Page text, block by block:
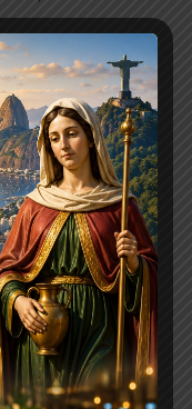
os
de 20m², ar
size, mesa de
do hotel, há
sala de
Como
do Galeão e
Novo Rio e a
pessoas ao
tem se
com novas